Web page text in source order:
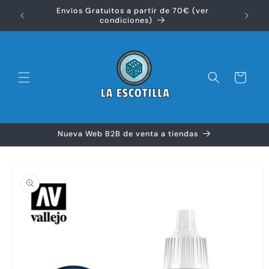
directamenteEnvíos Gratuitos a partir de 70€ (ver
condiciones)
Carrito
Nueva Web B2B de venta a tiendas
información
del producto